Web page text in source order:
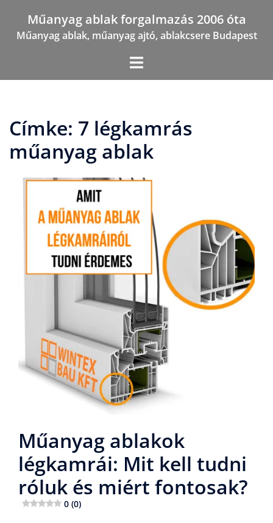
content
Műanyag ablak forgalmazás 2006 óta
Műanyag ablak, műanyag ajtó, ablakcsere Budapest
Címke: 7 légkamrás
műanyag ablak
Műanyag ablakok
légkamrái: Mit kell tudni
róluk és miért fontosak?
0 (0)